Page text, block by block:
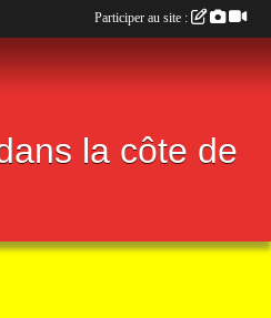
la côte de
Participer au site :